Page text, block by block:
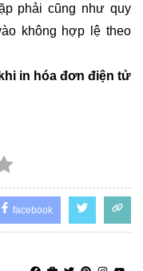
phải cũng như quy
không hợp lệ theo
in hóa đơn điện tử
facebook